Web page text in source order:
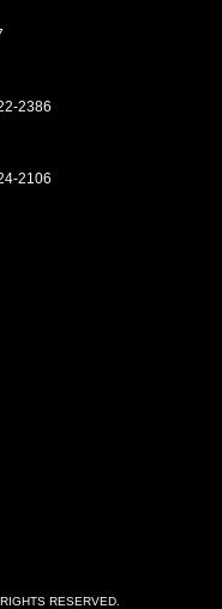
2386
2106
RESERVED.